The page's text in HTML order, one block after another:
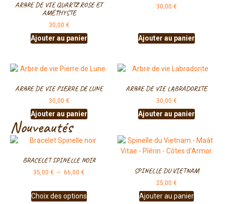
ARBRE DE VIE QUARTZ ROSE ET
AMÉTHYSTE
30,00 €
Ajouter au panier
30,00 €
Ajouter au panier
ARBRE DE VIE PIERRE DE LUNE
30,00 €
Ajouter au panier
ARBRE DE VIE LABRADORITE
30,00 €
Ajouter au panier
Nouveautés
BRACELET SPINELLE NOIR
35,00 € – 66,00 €
Choix des options
SPINELLE DU VIETNAM
25,00 €
Ajouter au panier